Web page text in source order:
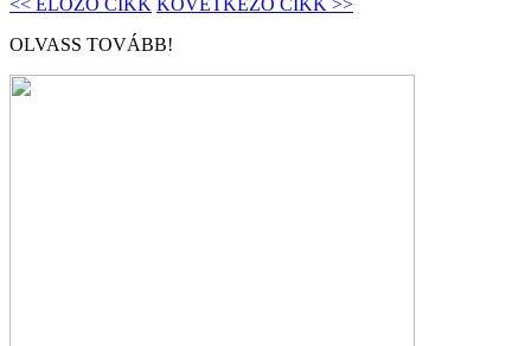
<< ELŐZŐ CIKK KÖVETKEZŐ CIKK >>
OLVASS TOVÁBB!